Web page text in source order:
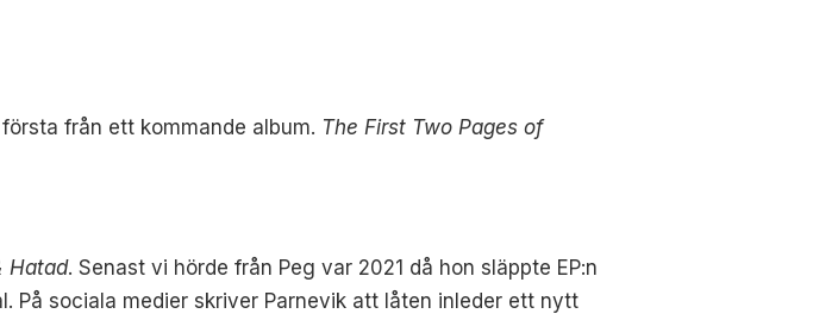
från ett kommande album. The First Two Pages of
Hatad. Senast vi hörde från Peg var 2021 då hon släppte EP:n
På sociala medier skriver Parnevik att låten inleder ett nytt